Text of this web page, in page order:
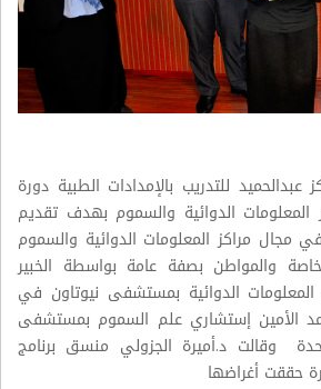
عبدالحميد للتدريب بالإمدادات الطبية دورة
الدوائية والسموم بهدف تقديم
مجال مراكز المعلومات الدوائية والسموم
والمواطن بصفة عامة بواسطة الخبير
الدوائية بمستشفى نيوتاون في
الأمين إستشاري علم السموم بمستشفى
وقالت د.أميرة الجزولي منسق برنامج
حققت أغراضها